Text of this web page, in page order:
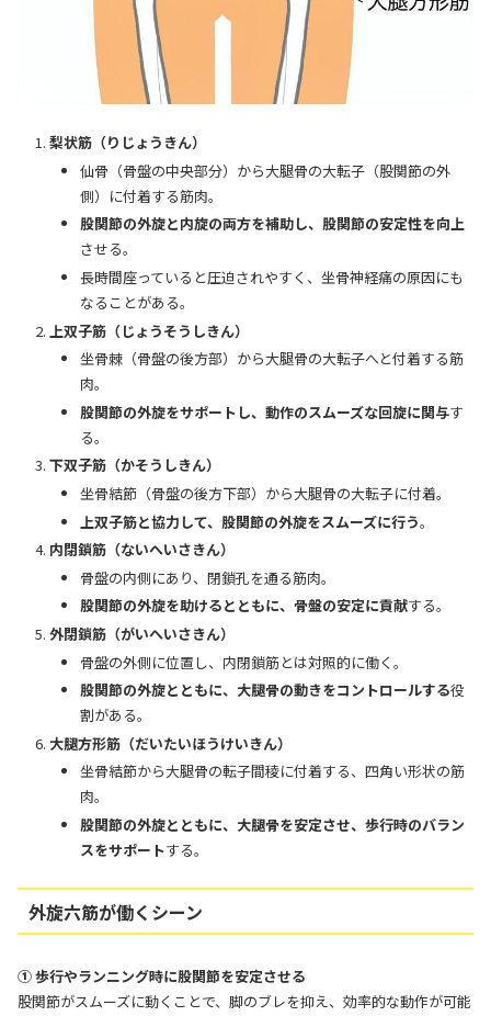
梨状筋（りじょうきん）
仙骨（骨盤の中央部分）から大腿骨の大転子（股関節の外
側）に付着する筋肉。
股関節の外旋と内旋の両方を補助し、股関節の安定性を向上
させる。
長時間座っていると圧迫されやすく、坐骨神経痛の原因にも
なることがある。
上双子筋（じょうそうしきん）
坐骨棘（骨盤の後方部）から大腿骨の大転子へと付着する筋
肉。
股関節の外旋をサポートし、動作のスムーズな回旋に関与す
る。
下双子筋（かそうしきん）
坐骨結節（骨盤の後方下部）から大腿骨の大転子に付着。
上双子筋と協力して、股関節の外旋をスムーズに行う。
内閉鎖筋（ないへいさきん）
骨盤の内側にあり、閉鎖孔を通る筋肉。
股関節の外旋を助けるとともに、骨盤の安定に貢献する。
外閉鎖筋（がいへいさきん）
骨盤の外側に位置し、内閉鎖筋とは対照的に働く。
股関節の外旋とともに、大腿骨の動きをコントロールする役
割がある。
大腿方形筋（だいたいほうけいきん）
坐骨結節から大腿骨の転子間稜に付着する、四角い形状の筋
肉。
股関節の外旋とともに、大腿骨を安定させ、歩行時のバラン
スをサポートする。
外旋六筋が働くシーン
① 歩行やランニング時に股関節を安定させる
股関節がスムーズに動くことで、脚のブレを抑え、効率的な動作が可能